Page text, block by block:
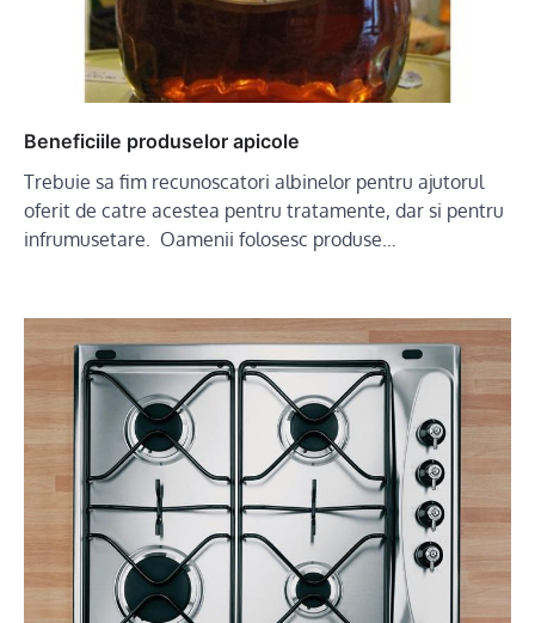
Beneficiile produselor apicole
Trebuie sa fim recunoscatori albinelor pentru ajutorul
oferit de catre acestea pentru tratamente, dar si pentru
infrumusetare. Oamenii folosesc produse…